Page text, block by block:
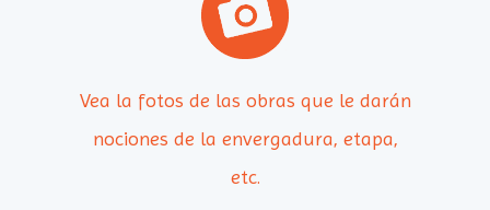
Vea la fotos de las obras que le darán
nociones de la envergadura, etapa,
etc.